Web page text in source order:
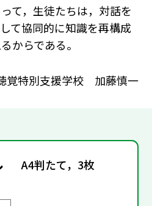
て，生徒たちは，対話を
て協同的に知識を再構成
からである。
覚特別支援学校 加藤慎一
A4判たて，3枚